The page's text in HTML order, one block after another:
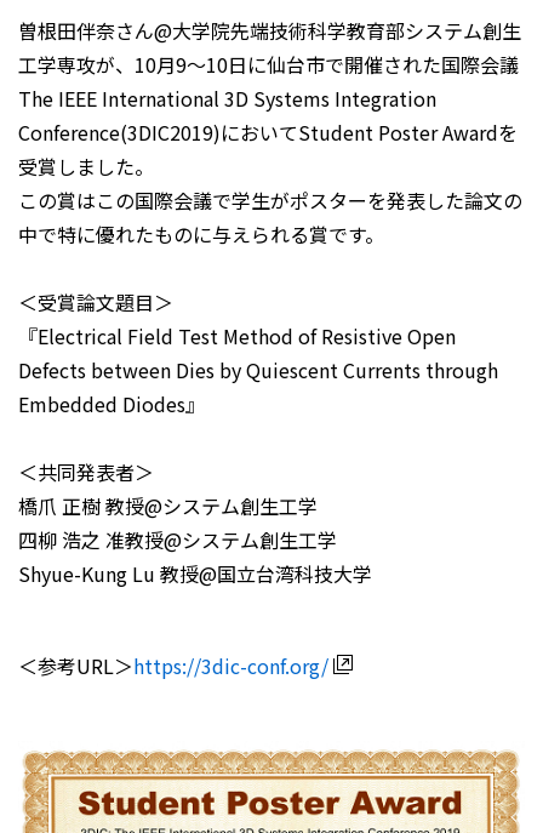
曽根田伴奈さん@大学院先端技術科学教育部システム創生
工学専攻が、10月9～10日に仙台市で開催された国際会議
The IEEE International 3D Systems Integration
Conference(3DIC2019)においてStudent Poster Awardを
受賞しました。
この賞はこの国際会議で学生がポスターを発表した論文の
中で特に優れたものに与えられる賞です。
＜受賞論文題目＞
『Electrical Field Test Method of Resistive Open
Defects between Dies by Quiescent Currents through
Embedded Diodes』
＜共同発表者＞
橋爪 正樹 教授@システム創生工学
四柳 浩之 准教授@システム創生工学
Shyue-Kung Lu 教授@国立台湾科技大学
＜参考URL＞https://3dic-conf.org/